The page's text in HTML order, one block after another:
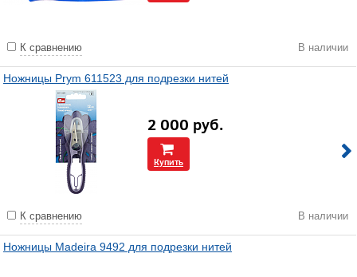
К сравнению В наличии
Ножницы Prym 611523 для подрезки нитей
2 000 руб.
Купить
К сравнению В наличии
Ножницы Madeira 9492 для подрезки нитей